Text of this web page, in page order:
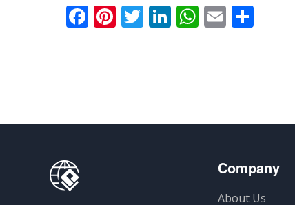
Facebook
Pinterest
Twitter
LinkedIn
WhatsApp
Email
Company
About Us